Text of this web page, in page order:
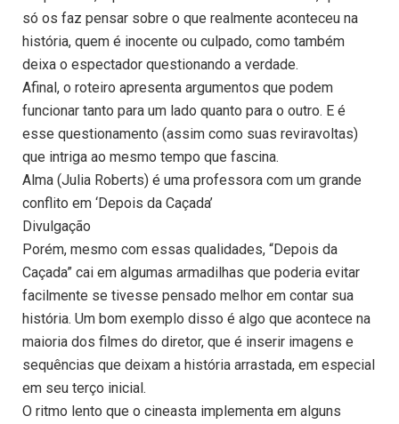
só os faz pensar sobre o que realmente aconteceu na
história, quem é inocente ou culpado, como também
deixa o espectador questionando a verdade.
Afinal, o roteiro apresenta argumentos que podem
funcionar tanto para um lado quanto para o outro. E é
esse questionamento (assim como suas reviravoltas)
que intriga ao mesmo tempo que fascina.
Alma (Julia Roberts) é uma professora com um grande
conflito em ‘Depois da Caçada’
Divulgação
Porém, mesmo com essas qualidades, “Depois da
Caçada” cai em algumas armadilhas que poderia evitar
facilmente se tivesse pensado melhor em contar sua
história. Um bom exemplo disso é algo que acontece na
maioria dos filmes do diretor, que é inserir imagens e
sequências que deixam a história arrastada, em especial
em seu terço inicial.
O ritmo lento que o cineasta implementa em alguns